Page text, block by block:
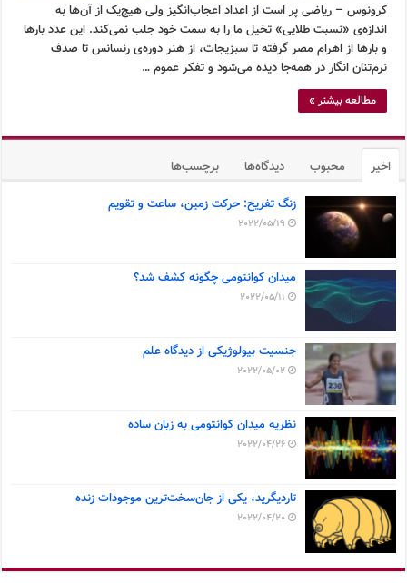
کرونوس – ریاضی پر است از اعداد اعجاب‌انگیز ولی هیچ‌یک از آن‌ها به
اندازه‌ی «نسبت طلایی» تخیل ما را به سمت خود جلب نمی‌کند. این عدد بارها
و بارها از اهرام مصر گرفته تا سبزیجات، از هنر دوره‌ی رنسانس تا صدف
نرم‌تنان انگار در همه‌جا دیده می‌شود و تفکر عموم …
مطالعه بیشتر »
اخیر محبوب دیدگاه‌ها برچسب‌ها
زنگ تفریح: حرکت زمین، ساعت و تقویم
2022/05/19
میدان کوانتومی چگونه کشف شد؟
2022/05/11
جنسیت بیولوژیکی از دیدگاه علم
2022/05/02
نظریه میدان کوانتومی به زبان ساده
2022/04/26
تاردیگرید، یکی از جان‌سخت‌ترین موجودات زنده
2022/04/20